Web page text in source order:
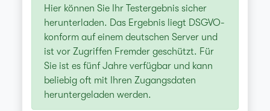
Hier können Sie Ihr Testergebnis sicher
herunterladen. Das Ergebnis liegt DSGVO-
konform auf einem deutschen Server und
ist vor Zugriffen Fremder geschützt. Für
Sie ist es fünf Jahre verfügbar und kann
beliebig oft mit Ihren Zugangsdaten
heruntergeladen werden.